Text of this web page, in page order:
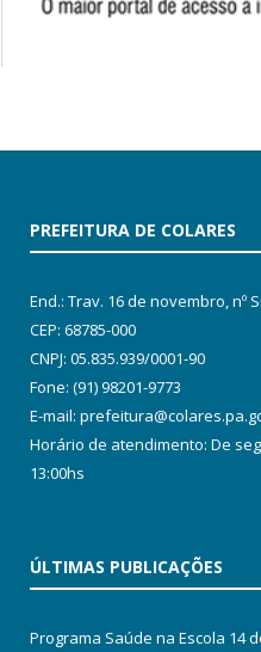
PREFEITURA DE COLARES
End.: Trav. 16 de novembro, nº
CEP: 68785-000
CNPJ: 05.835.939/0001-90
Fone: (91) 98201-9773
E-mail:
Horário de atendimento: De
13:00hs
ÚLTIMAS PUBLICAÇÕES
Programa Saúde na Escola 14